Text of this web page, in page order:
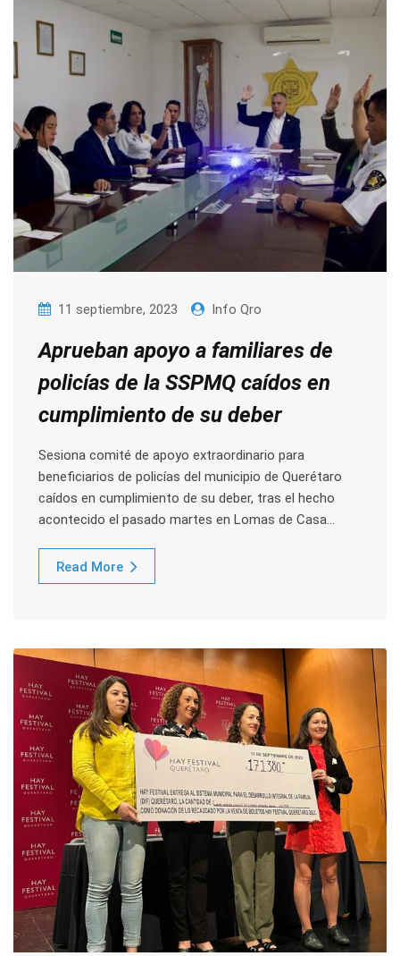
11 septiembre, 2023 Info Qro
Aprueban apoyo a familiares de
policías de la SSPMQ caídos en
cumplimiento de su deber
Sesiona comité de apoyo extraordinario para
beneficiarios de policías del municipio de Querétaro
caídos en cumplimiento de su deber, tras el hecho
acontecido el pasado martes en Lomas de Casa…
Read More